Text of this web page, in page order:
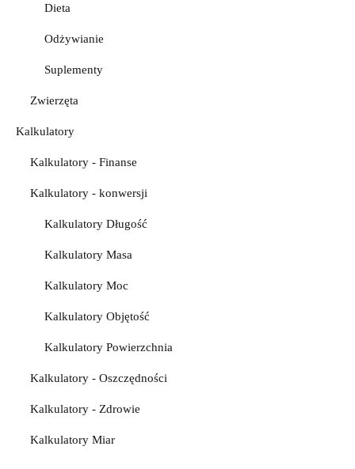
Dieta
Odżywianie
Suplementy
Zwierzęta
Kalkulatory
Kalkulatory - Finanse
Kalkulatory - konwersji
Kalkulatory Długość
Kalkulatory Masa
Kalkulatory Moc
Kalkulatory Objętość
Kalkulatory Powierzchnia
Kalkulatory - Oszczędności
Kalkulatory - Zdrowie
Kalkulatory Miar